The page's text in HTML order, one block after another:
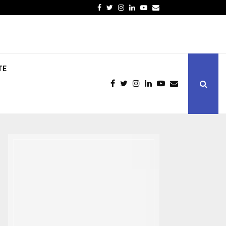
Facebook
Twitter
Instagram
LinkedinYoutube
Email